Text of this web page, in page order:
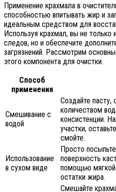
Применение крахмала в
способностью впитывать жир и
идеальным средством для
Используя крахмал, вы не только
следов, но и обеспечите
загрязнений. Рассмотрим
этого компонента для очистки.
Способ
применения
Смешивание с
водой
Создайте
количеством
консистенции.
участки,
смойте.
Использование
в сухом виде
Просто
поверхность
помощью мягкой
остатки жира.
Смешайте